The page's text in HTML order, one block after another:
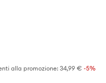
alla promozione: 34,99 € -5%